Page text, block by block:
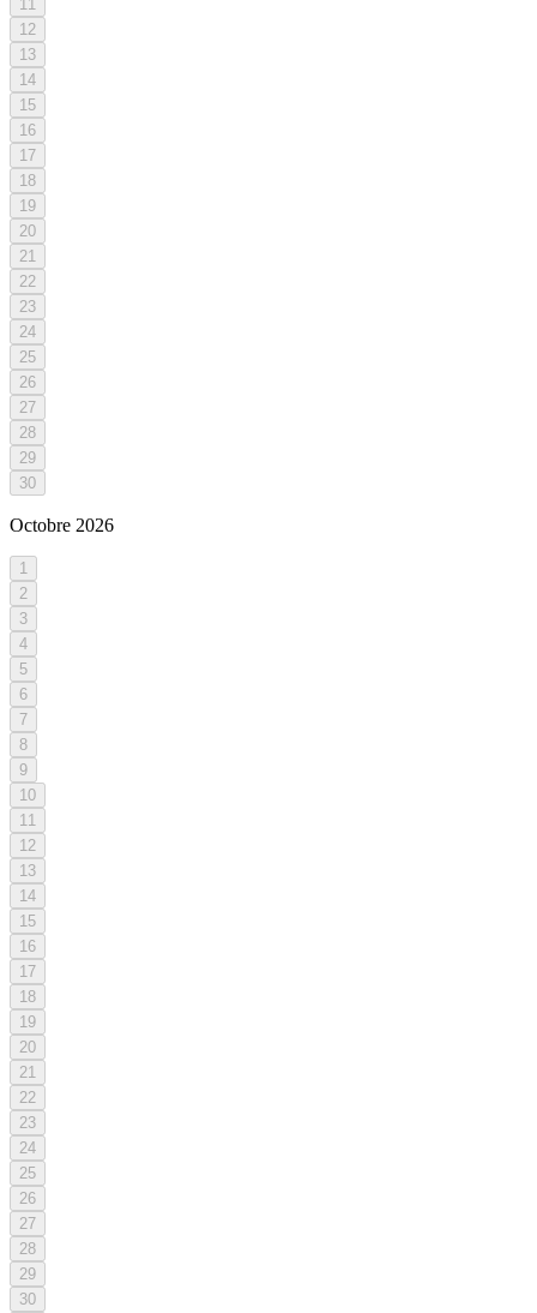
11
12
13
14
15
16
17
18
19
20
21
22
23
24
25
26
27
28
29
30
Octobre 2026
1
2
3
4
5
6
7
8
9
10
11
12
13
14
15
16
17
18
19
20
21
22
23
24
25
26
27
28
29
30